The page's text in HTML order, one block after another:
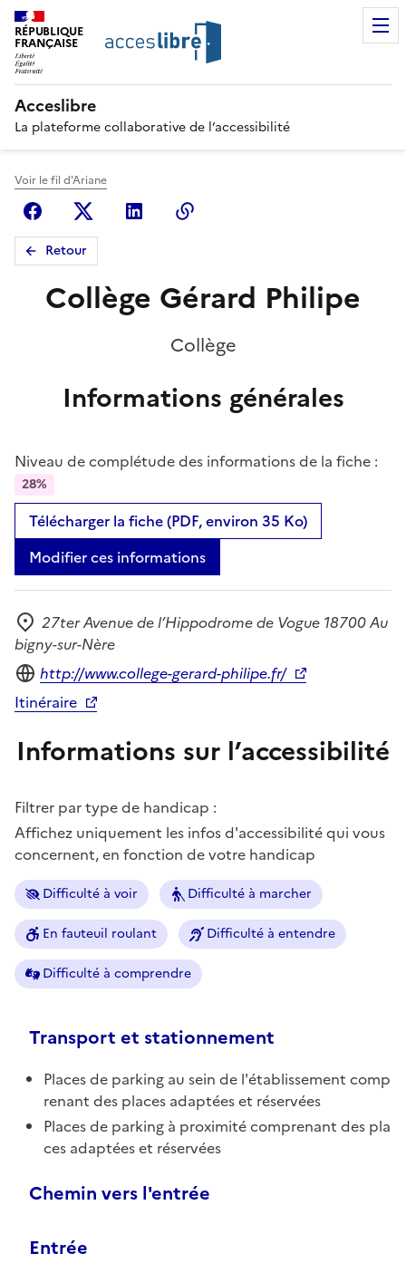
RÉPUBLIQUE
FRANÇAISE
Acceslibre
La plateforme collaborative de l’accessibilité
Voir le fil d'Ariane
FacebookX (anciennement Twitter)
Linkedin
Retour
Collège Gérard Philipe
Collège
Informations générales
Niveau de complétude des informations de la fiche :
28%
Télécharger la fiche (PDF, environ 35 Ko)
Modifier ces informations
Adresse
27ter Avenue de l’Hippodrome de Vogue 18700 Au
bigny-sur-Nère
Site internet
http://www.college-gerard-philipe.fr/
Itinéraire
Informations sur l’accessibilité
Filtrer par type de handicap :
Affichez uniquement les infos d'accessibilité qui vous
concernent, en fonction de votre handicap
Difficulté à voir Difficulté à marcher
En fauteuil roulant Difficulté à entendre
Difficulté à comprendre
Transport et stationnement
Places de parking au sein de l'établissement comp
renant des places adaptées et réservées
Places de parking à proximité comprenant des pla
ces adaptées et réservées
Chemin vers l'entrée
Entrée